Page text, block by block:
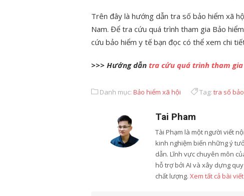
Trên đây là hướng dẫn tra số bảo hiểm xã
Nam. Để tra cứu quá trình tham gia Bảo
cứu bảo hiểm y tế bạn đọc có thể xem chi
>>> Hướng dẫn tra cứu quá trình tham gia
Danh mục: Bảo hiểm xã hội Tag: tra số
Tai Pham
Tài Phạm là một người viết
kinh nghiệm biến những ý
dẫn. Lĩnh vực chuyên môn
hỗ trợ bởi AI và xây dựng
chất lượng. Xem tất cả bài